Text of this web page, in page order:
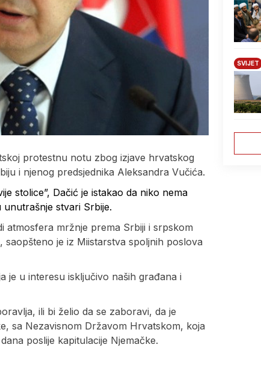
protestnu notu zbog izjave hrvatskog
i njenog predsjednika Aleksandra Vučića.
stolice”, Dačić je istakao da niko nema
stvari Srbije.
atmosfera mržnje prema Srbiji i srpskom
saopšteno je iz Miistarstva spoljnih poslova
je u interesu isključivo naših građana i
ili bi želio da se zaboravi, da je
sa Nezavisnom Državom Hrvatskom, koja
poslije kapitulacije Njemačke.
SVIJET